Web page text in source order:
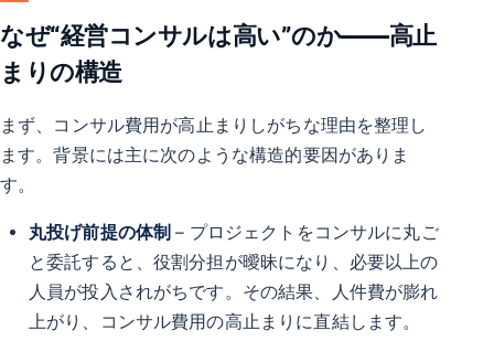
なぜ“経営コンサルは高い”のか——高止
まりの構造
まず、コンサル費用が高止まりしがちな理由を整理し
ます。背景には主に次のような構造的要因がありま
す。
丸投げ前提の体制 – プロジェクトをコンサルに丸ご
と委託すると、役割分担が曖昧になり、必要以上の
人員が投入されがちです。その結果、人件費が膨れ
上がり、コンサル費用の高止まりに直結します。